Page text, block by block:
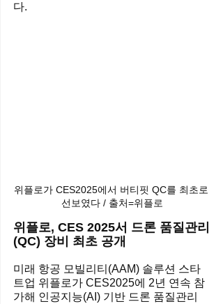
다.
위플로가 CES2025에서 버티핏 QC를 최초로
선보였다 / 출처=위플로
위플로, CES 2025서 드론 품질관리
(QC) 장비 최초 공개
미래 항공 모빌리티(AAM) 솔루션 스타
트업 위플로가 CES2025에 2년 연속 참
가해 인공지능(AI) 기반 드론 품질관리